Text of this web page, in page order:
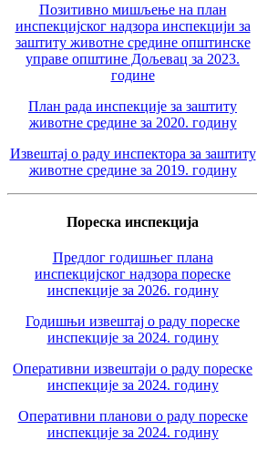
Позитивно мишљење на план
инспекцијског надзора инспекцији за
заштиту животне средине општинске
управе општине Дољевац за 2023.
године
План рада инспекције за заштиту
животне средине за 2020. годину
Извештај о раду инспектора за заштиту
животне средине за 2019. годину
Пореска инспекција
Предлог годишњег плана
инспекцијског надзора пореске
инспекције за 2026. годину
Годишњи извештај о раду пореске
инспекције за 2024. годину
Оперативни извештаји о раду пореске
инспекције за 2024. годину
Оперативни планови о раду пореске
инспекције за 2024. годину